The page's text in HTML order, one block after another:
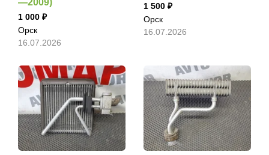
1 000
Орск
16.07.2026
1 500
Орск
16.07.2026